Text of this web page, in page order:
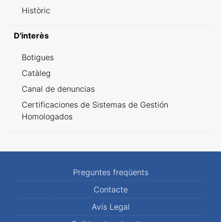
Històric
D'interès
Botigues
Catàleg
Canal de denuncias
Certificaciones de Sistemas de Gestión
Homologados
Preguntes freqüents
Contacte
Avís Legal